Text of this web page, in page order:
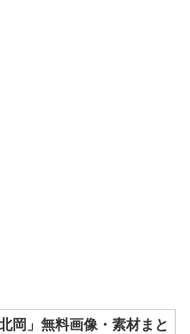
岡」無料画像・素材まと